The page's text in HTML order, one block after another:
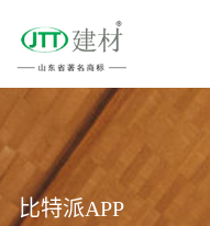
比特派APP